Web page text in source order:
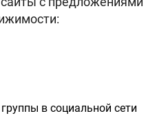
в социальной сети